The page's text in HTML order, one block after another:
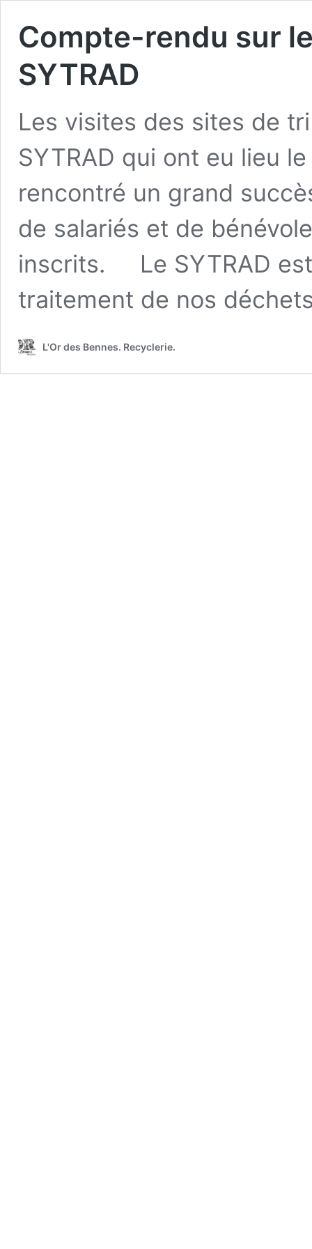
Compte-rendu sur
SYTRAD
Les visites des sites de
SYTRAD qui ont eu lieu
rencontré un grand
de salariés et de
inscrits. Le SYTRAD est
traitement de nos
L'Or des Bennes. Recyclerie.